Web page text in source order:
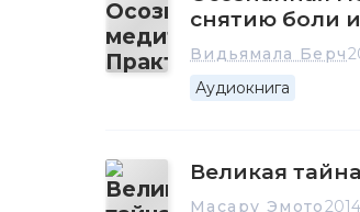
снятию боли
Видьямала Берч
Аудиокнига
Великая
Масару Эмото2014